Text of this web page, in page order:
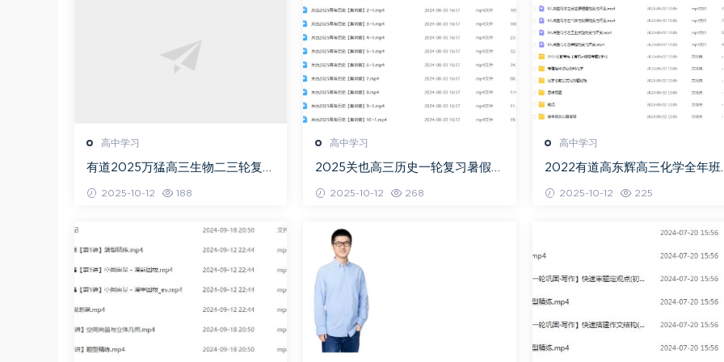
高中学习
有道2025万猛高三生物二三轮复习
2025-10-12 188
高中学习
2025关也高三历史一轮复习暑假班
2025-10-12 268
高中学习
2022有道高东辉高三化学全年班
2025-10-12 225